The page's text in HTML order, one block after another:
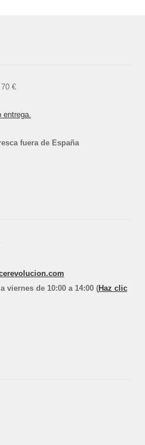
€
entrega.
fuera de España
viernes de 10:00 a 14:00 (Haz clic